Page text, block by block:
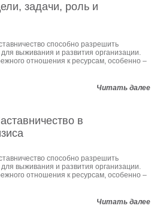
задачи, роль и
способно разрешить
выживания и развития организации.
отношения к ресурсам, особенно –
Читать далее
в
способно разрешить
выживания и развития организации.
отношения к ресурсам, особенно –
Читать далее